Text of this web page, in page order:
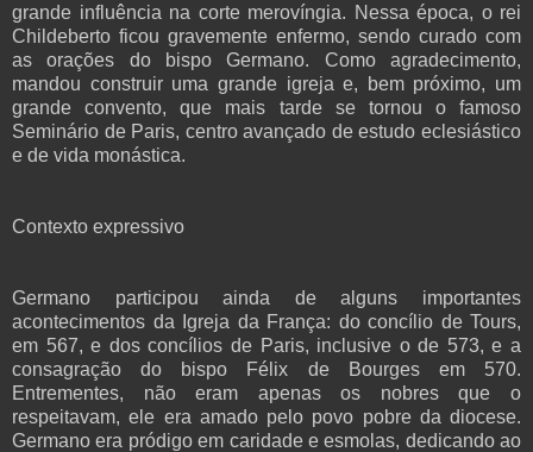
grande influência na corte merovíngia. Nessa época, o rei
Childeberto ficou gravemente enfermo, sendo curado com
as orações do bispo Germano. Como agradecimento,
mandou construir uma grande igreja e, bem próximo, um
grande convento, que mais tarde se tornou o famoso
Seminário de Paris, centro avançado de estudo eclesiástico
e de vida monástica.
Contexto expressivo
Germano participou ainda de alguns importantes
acontecimentos da Igreja da França: do concílio de Tours,
em 567, e dos concílios de Paris, inclusive o de 573, e a
consagração do bispo Félix de Bourges em 570.
Entrementes, não eram apenas os nobres que o
respeitavam, ele era amado pelo povo pobre da diocese.
Germano era pródigo em caridade e esmolas, dedicando ao